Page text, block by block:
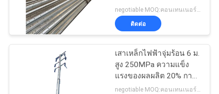
คุณภาพ
เสาเหล็กชุบสังกะสี
100
negotiable MOQ:คอนเทนเนอร์ 40 HQ หนึ่งตู้
ติดต่อ
เสาเหล็กไฟฟ้าจุ่มร้อน 6 ม.
สูง 250MPa ความแข็ง
แรงของผลผลิต 20% การ
ยืดตัว 100 มม.
negotiable MOQ:คอนเทนเนอร์ 40 HQ หนึ่งตู้